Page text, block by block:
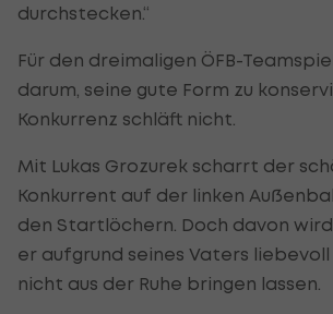
durchstecken.“
Für den dreimaligen ÖFB-
darum, seine gute Form zu
Konkurrenz schläft nicht.
Mit Lukas Grozurek scharrt der
Konkurrent auf der linken
den Startlöchern. Doch davon wird
er aufgrund seines Vaters
nicht aus der Ruhe bringen lassen.